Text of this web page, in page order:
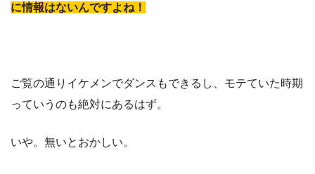
に情報はないんですよね！
ご覧の通りイケメンでダンスもできるし、モテていた時期
っていうのも絶対にあるはず。
いや。無いとおかしい。